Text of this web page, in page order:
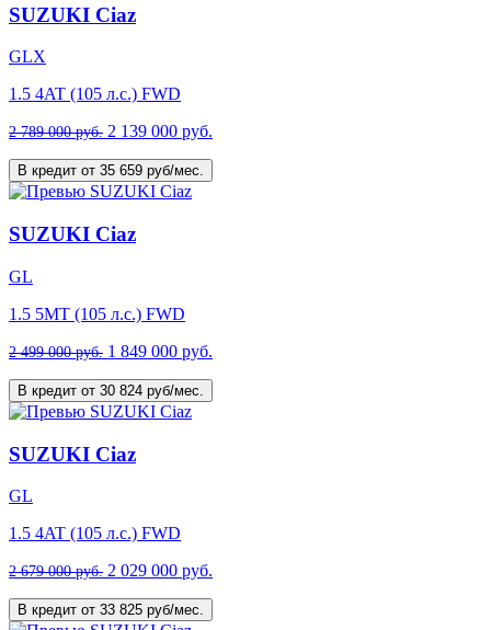
SUZUKI Ciaz
GLX
1.5 4AT (105 л.с.) FWD
2 789 000 руб. 2 139 000 руб.
В кредит от 35 659 руб/мес.
SUZUKI Ciaz
GL
1.5 5MT (105 л.с.) FWD
2 499 000 руб. 1 849 000 руб.
В кредит от 30 824 руб/мес.
SUZUKI Ciaz
GL
1.5 4AT (105 л.с.) FWD
2 679 000 руб. 2 029 000 руб.
В кредит от 33 825 руб/мес.